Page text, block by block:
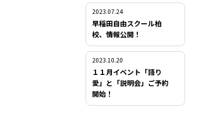
2023.07.24
早稲田自由スクール柏
校、情報公開！
2023.10.20
１１月イベント「語り
愛」と「説明会」ご予約
開始！